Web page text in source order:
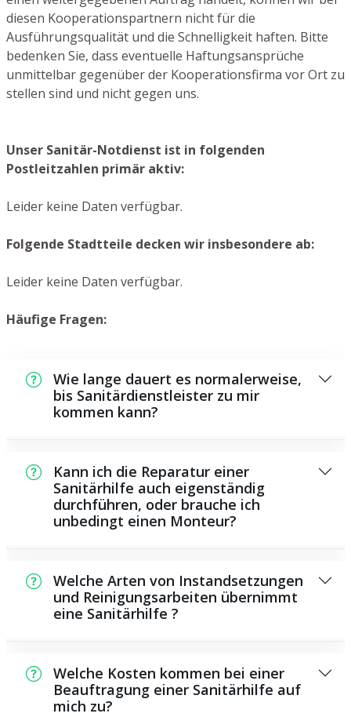
diesen Kooperationspartnern nicht für die
Ausführungsqualität und die Schnelligkeit haften. Bitte
bedenken Sie, dass eventuelle Haftungsansprüche
unmittelbar gegenüber der Kooperationsfirma vor Ort zu
stellen sind und nicht gegen uns.
Unser Sanitär-Notdienst ist in folgenden
Postleitzahlen primär aktiv:
Leider keine Daten verfügbar.
Folgende Stadtteile decken wir insbesondere ab:
Leider keine Daten verfügbar.
Häufige Fragen:
Wie lange dauert es normalerweise,
bis Sanitärdienstleister zu mir
kommen kann?
der Schadensstelle sein. Das hängt unter
anderem von der Auftragslage zu dem
Zeitpunkt ab und von der Verkehrssituation
und der Entfernung zu Ihnen.
Kann ich die Reparatur einer
Sanitärhilfe auch eigenständig
durchführen, oder brauche ich
unbedingt einen Monteur?
Wartungsarbeiten, die Sie selbst
durchführen können, beispielsweise das
Verwenden von Rohrreinigungsmitteln aus
Verwendung von Spezialwerkzeug oder
umfangreichem Wissen benötigen, besser
Fachmännern zu überlassen. Ein Installateur
Welche Arten von Instandsetzungen
und Reinigungsarbeiten übernimmt
eine Sanitärhilfe ?
Anzahl von Reparaturen und
Wartungsaufgaben, darunter die Installation
und Reparatur von Rohren, Sanitärsystemen
Welche Kosten kommen bei einer
Beauftragung einer Sanitärhilfe auf
mich zu?